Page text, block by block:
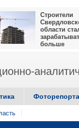
Строители
области
больше